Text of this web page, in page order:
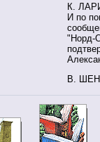
К.
И по
"Норд-
В.